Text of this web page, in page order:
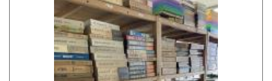
800円 長崎県
800円 大分県
800円 鹿児島県